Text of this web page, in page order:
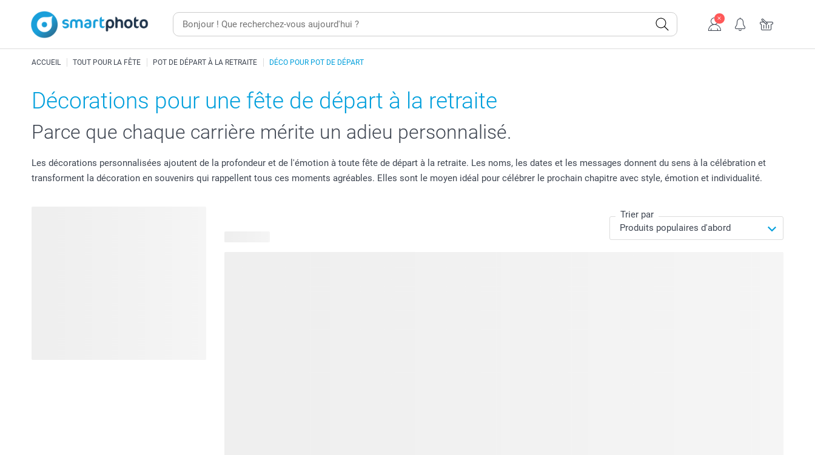
ACCUEIL TOUT POUR LA FÊTE POT DE DÉPART À LA RETRAITE DÉCO POUR POT DE DÉPART
Décorations pour une fête de départ à la retraite
Parce que chaque carrière mérite un adieu personnalisé.
Les décorations personnalisées ajoutent de la profondeur et de l'émotion à toute fête de départ à la retraite. Les noms, les dates et les messages donnent du sens à la célébration et
transforment la décoration en souvenirs qui rappellent tous ces moments agréables. Elles sont le moyen idéal pour célébrer le prochain chapitre avec style, émotion et individualité.
Trier par